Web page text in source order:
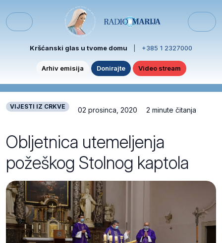
Menu
Kršćanski glas u tvome domu +385 1 2327000
Arhiv emisija Donirajte Video stream
VIJESTI IZ CRKVE 02 prosinca, 2020 2 minute čitanja
Obljetnica utemeljenja
požeškog Stolnog kaptola